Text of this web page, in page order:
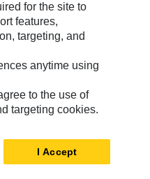
todos los derechos
for the site to
features,
targeting, and
anytime using
to the use of
targeting cookies.
I Accept